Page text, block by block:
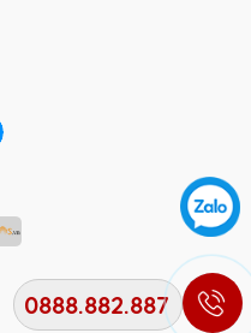
0888.882.887